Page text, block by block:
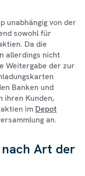
unabhängig von der
sowohl für
Da die
allerdings nicht
Weitergabe der zur
Banken und
ihren Kunden,
im Depot
an.
Art der